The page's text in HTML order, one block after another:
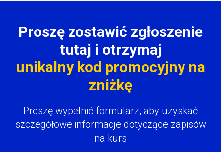
Proszę zostawić zgłoszenie
tutaj i otrzymaj
unikalny kod promocyjny na
zniżkę
Proszę wypełnić formularz, aby uzyskać
szczegółowe informacje dotyczące zapisów
na kurs